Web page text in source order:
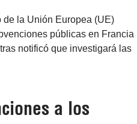
de la Unión Europea (UE)
públicas en Francia
notificó que investigará las
a los